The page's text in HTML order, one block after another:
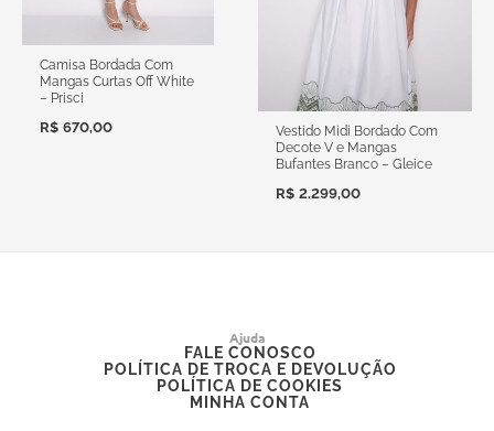
Camisa Bordada Com
Mangas Curtas Off White
– Prisci
R$ 670,00
Vestido Midi Bordado Com
Decote V e Mangas
Bufantes Branco – Gleice
R$ 2.299,00
Ajuda
FALE CONOSCO
POLÍTICA DE TROCA E DEVOLUÇÃO
POLÍTICA DE COOKIES
MINHA CONTA